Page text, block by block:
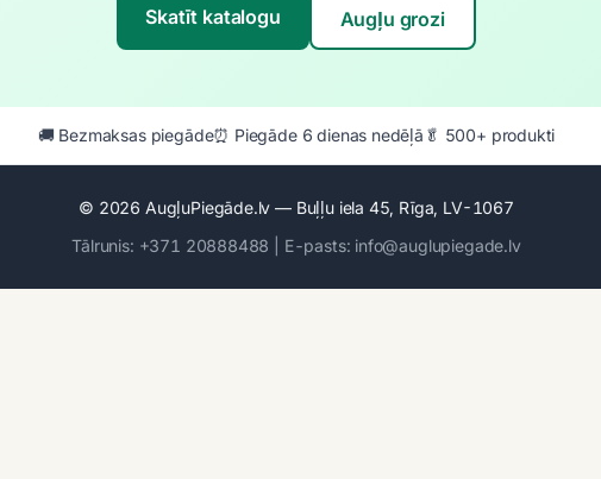
Skatīt katalogu Augļu grozi
🚚 Bezmaksas piegāde⏰ Piegāde 6 dienas nedēļā 🥬 500+ produkti
© 2026 AugļuPiegāde.lv — Buļļu iela 45, Rīga, LV-1067
Tālrunis: +371 20888488 | E-pasts: info@auglupiegade.lv